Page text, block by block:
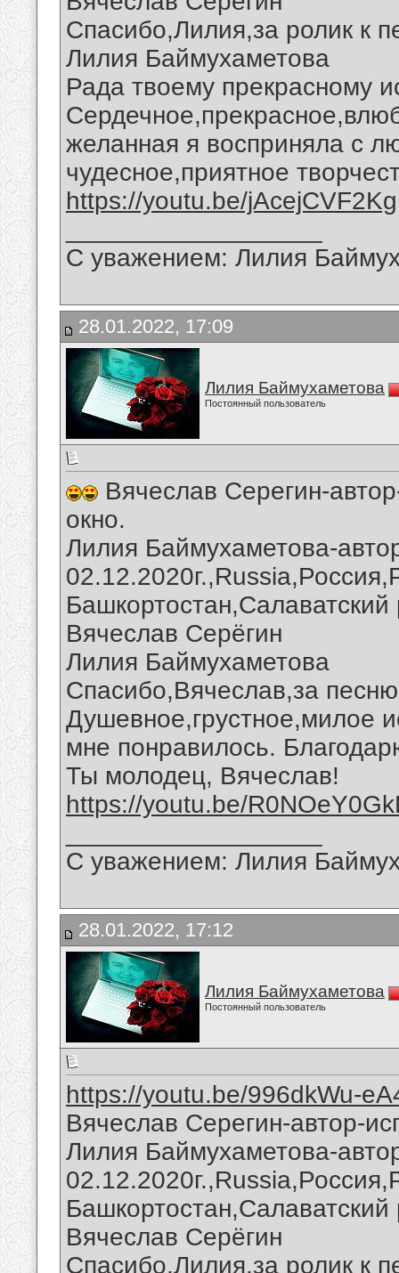
Спасибо,Лилия,за ролик к
Лилия Баймухаметова
Рада твоему прекрасному
желанная я восприняла с
чудесное,приятное
https://youtu.be/jAcejCVF2Kg
С уважением: Лилия
28.01.2022, 17:09
Лилия Баймухаметова
Постоянный пользователь
Вячеслав Серегин-
окно.
Лилия Баймухаметова-
Вячеслав Серёгин
Лилия Баймухаметова
Спасибо,Вячеслав,за
Душевное,грустное,милое
мне понравилось.
Ты молодец, Вячеслав!
https://youtu.be/
С уважением: Лилия
28.01.2022, 17:12
Лилия Баймухаметова
Постоянный пользователь
https://youtu.be/996dkWu-
Вячеслав Серегин-автор-
Лилия Баймухаметова-
Вячеслав Серёгин
Спасибо,Лилия,за ролик к